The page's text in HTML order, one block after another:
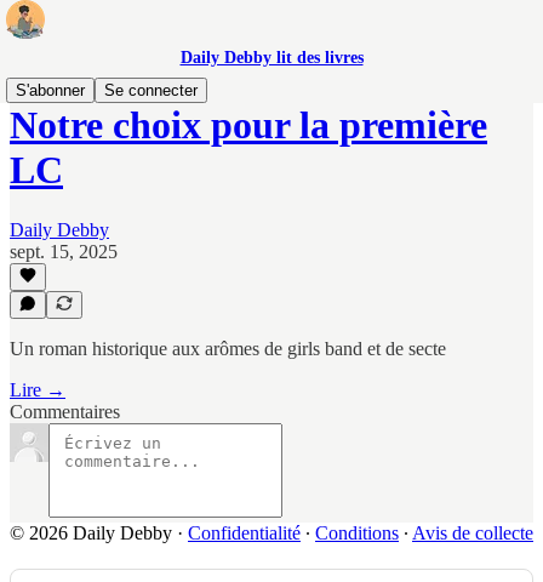
Daily Debby lit des livres
S'abonner
Se connecter
Notre choix pour la première
LC
Daily Debby
sept. 15, 2025
Un roman historique aux arômes de girls band et de secte
Lire →
Commentaires
© 2026 Daily Debby · Confidentialité ∙ Conditions ∙ Avis de collecte